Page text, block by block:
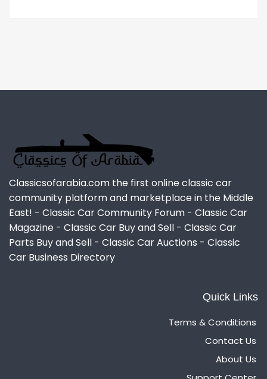
Classicsofarabia.com the first online classic car
community platform and marketplace in the Middle
East! - Classic Car Community Forum - Classic Car
Magazine - Classic Car Buy and Sell - Classic Car
Parts Buy and Sell - Classic Car Auctions - Classic
Car Business Directory
Quick Links
Terms & Conditions
Contact Us
About Us